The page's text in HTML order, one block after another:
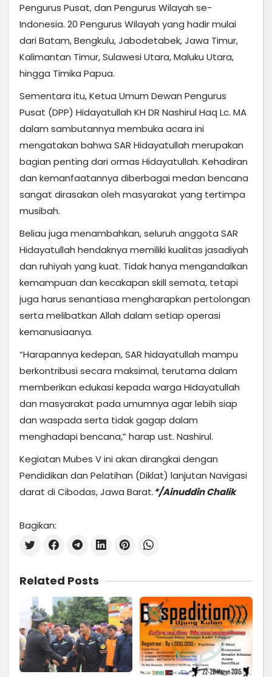
Pengurus Pusat, dan Pengurus Wilayah se-
Indonesia. 20 Pengurus Wilayah yang hadir mulai
dari Batam, Bengkulu, Jabodetabek, Jawa Timur,
Kalimantan Timur, Sulawesi Utara, Maluku Utara,
hingga Timika Papua.
Sementara itu, Ketua Umum Dewan Pengurus
Pusat (DPP) Hidayatullah KH DR Nashirul Haq Lc. MA
dalam sambutannya membuka acara ini
mengatakan bahwa SAR Hidayatullah merupakan
bagian penting dari ormas Hidayatullah. Kehadiran
dan kemanfaatannya diberbagai medan bencana
sangat dirasakan oleh masyarakat yang tertimpa
musibah.
Beliau juga menambahkan, seluruh anggota SAR
Hidayatullah hendaknya memiliki kualitas jasadiyah
dan ruhiyah yang kuat. Tidak hanya mengandalkan
kemampuan dan kecakapan skill semata, tetapi
juga harus senantiasa mengharapkan pertolongan
serta melibatkan Allah dalam setiap operasi
kemanusiaanya.
“Harapannya kedepan, SAR hidayatullah mampu
berkontribusi secara maksimal, terutama dalam
memberikan edukasi kepada warga Hidayatullah
dan masyarakat pada umumnya agar lebih siap
dan waspada serta tidak gagap dalam
menghadapi bencana,” harap ust. Nashirul.
Kegiatan Mubes V ini akan dirangkai dengan
Pendidikan dan Pelatihan (Diklat) lanjutan Navigasi
darat di Cibodas, Jawa Barat.*/Ainuddin Chalik
Bagikan:
Related Posts